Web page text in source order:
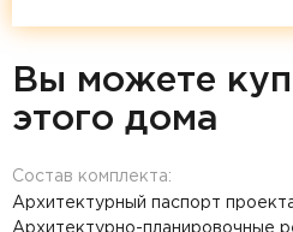
Вы можете
этого дома
Состав комплекта:
Архитектурный паспорт
Архитектурно-планировочные